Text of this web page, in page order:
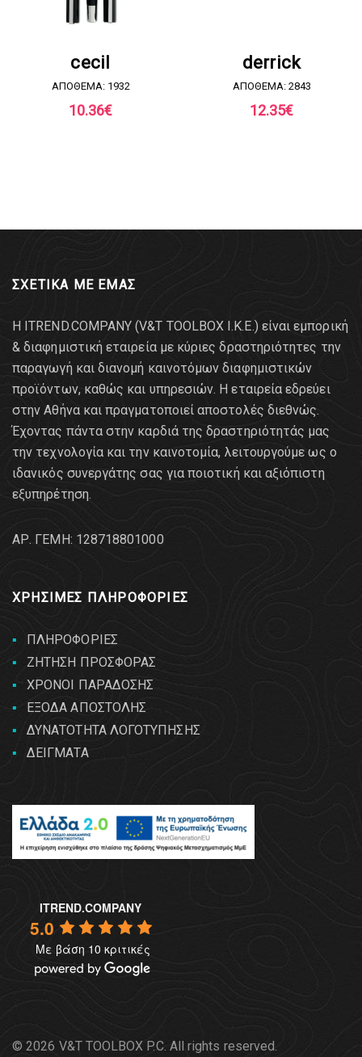
cecil
ΑΠΟΘΕΜΑ: 1932
10.36€
derrick
ΑΠΟΘΕΜΑ: 2843
12.35€
ΣΧΕΤΙΚΑ ΜΕ ΕΜΑΣ
Η ITREND.COMPANY (V&T TOOLBOX Ι.Κ.Ε.) είναι εμπορική
& διαφημιστική εταιρεία με κύριες δραστηριότητες την
παραγωγή και διανομή καινοτόμων διαφημιστικών
προϊόντων, καθώς και υπηρεσιών. Η εταιρεία εδρεύει
στην Αθήνα και πραγματοποιεί αποστολές διεθνώς.
Έχοντας πάντα στην καρδιά της δραστηριότητάς μας
την τεχνολογία και την καινοτομία, λειτουργούμε ως ο
ιδανικός συνεργάτης σας για ποιοτική και αξιόπιστη
εξυπηρέτηση.
AΡ. ΓΕΜΗ: 128718801000
ΧΡΗΣΙΜΕΣ ΠΛΗΡΟΦΟΡΙΕΣ
ΠΛΗΡΟΦΟΡΙΕΣ
ΖΗΤΗΣΗ ΠΡΟΣΦΟΡΑΣ
ΧΡΟΝΟΙ ΠΑΡΑΔΟΣΗΣ
ΕΞΟΔΑ ΑΠΟΣΤΟΛΗΣ
ΔΥΝΑΤΟΤΗΤΑ ΛΟΓΟΤΥΠΗΣΗΣ
ΔΕΙΓΜΑΤΑ
ITREND.COMPANY
5.0
Με βάση 10 κριτικές
© 2026 V&T TOOLBOX P.C. All rights reserved.